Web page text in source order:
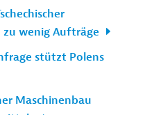
wenig Aufträge
stützt Polens
Maschinenbau